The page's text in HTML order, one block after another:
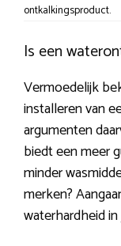
ontkalkingsproduct.
Is een
Vermoedelijk
installeren van
argumenten
biedt een meer
minder
merken?
waterhardheid